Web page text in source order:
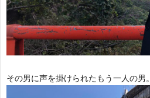
その男に声を掛けられたもう一人の男。